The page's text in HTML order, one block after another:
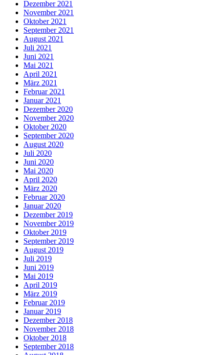
Dezember 2021
November 2021
Oktober 2021
September 2021
August 2021
Juli 2021
Juni 2021
Mai 2021
April 2021
März 2021
Februar 2021
Januar 2021
Dezember 2020
November 2020
Oktober 2020
September 2020
August 2020
Juli 2020
Juni 2020
Mai 2020
April 2020
März 2020
Februar 2020
Januar 2020
Dezember 2019
November 2019
Oktober 2019
September 2019
August 2019
Juli 2019
Juni 2019
Mai 2019
April 2019
März 2019
Februar 2019
Januar 2019
Dezember 2018
November 2018
Oktober 2018
September 2018